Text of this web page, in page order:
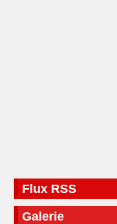
Flux RSS
Galerie